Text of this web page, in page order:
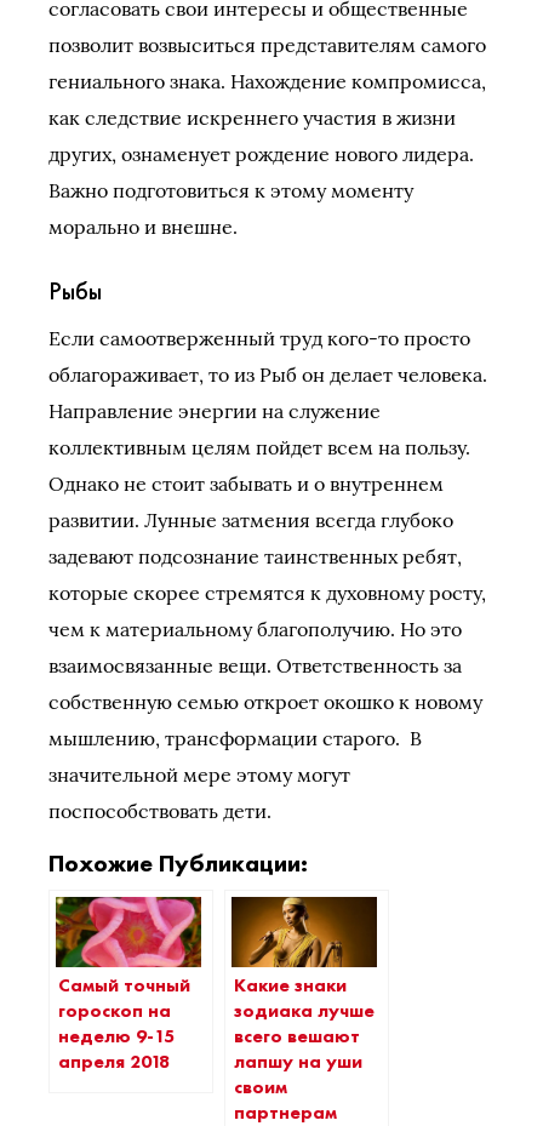
согласовать свои интересы и общественные
позволит возвыситься представителям самого
гениального знака. Нахождение компромисса,
как следствие искреннего участия в жизни
других, ознаменует рождение нового лидера.
Важно подготовиться к этому моменту
морально и внешне.
Рыбы
Если самоотверженный труд кого-то просто
облагораживает, то из Рыб он делает человека.
Направление энергии на служение
коллективным целям пойдет всем на пользу.
Однако не стоит забывать и о внутреннем
развитии. Лунные затмения всегда глубоко
задевают подсознание таинственных ребят,
которые скорее стремятся к духовному росту,
чем к материальному благополучию. Но это
взаимосвязанные вещи. Ответственность за
собственную семью откроет окошко к новому
мышлению, трансформации старого. В
значительной мере этому могут
поспособствовать дети.
Похожие Публикации:
Самый точный
гороскоп на
неделю 9-15
апреля 2018
Какие знаки
зодиака лучше
всего вешают
лапшу на уши
своим
партнерам